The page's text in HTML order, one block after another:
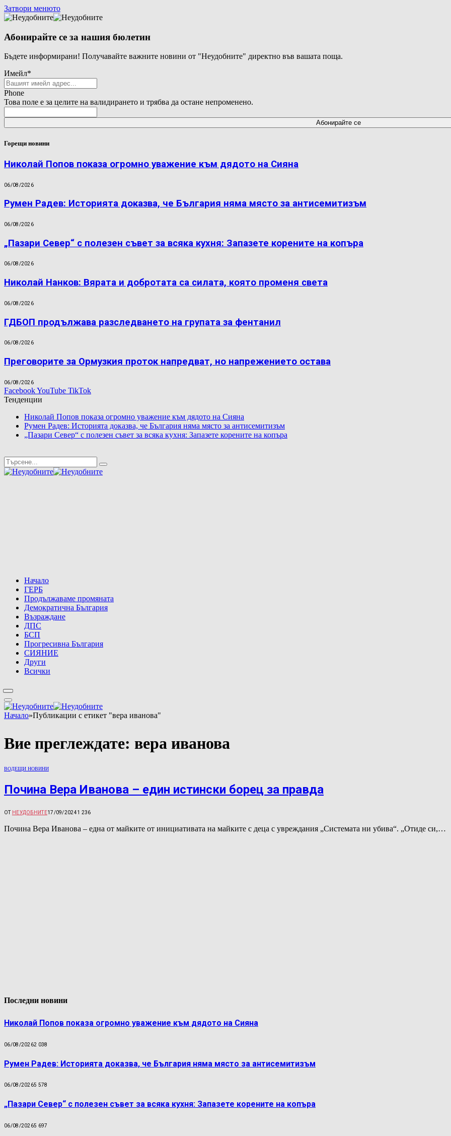
Затвори менюто
Абонирайте се за нашия бюлетин
Бъдете информирани! Получавайте важните новини от "Неудобните" директно във вашата поща.
Имейл*
Phone
Това поле е за целите на валидирането и трябва да остане непроменено.
Горещи новини
Николай Попов показа огромно уважение към дядото на Сияна
06/08/2026
Румен Радев: Историята доказва, че България няма място за антисемитизъм
06/08/2026
„Пазари Север“ с полезен съвет за всяка кухня: Запазете корените на копъра
06/08/2026
Николай Нанков: Вярата и добротата са силата, която променя света
06/08/2026
ГДБОП продължава разследването на групата за фентанил
06/08/2026
Преговорите за Ормузкия проток напредват, но напрежението остава
06/08/2026
FacebookYouTube TikTok
Тенденции
Николай Попов показа огромно уважение към дядото на Сияна
Румен Радев: Историята доказва, че България няма място за антисемитизъм
„Пазари Север“ с полезен съвет за всяка кухня: Запазете корените на копъра
Начало
ГЕРБ
Продължаваме промяната
Демократична България
Възраждане
ДПС
БСП
Прогресивна България
СИЯНИЕ
Други
Всички
Начало»Публикации с етикет "вера иванова"
Вие преглеждате: вера иванова
ВОДЕЩИ НОВИНИ
Почина Вера Иванова – един истински борец за правда
ОТ НЕУДОБНИТЕ17/09/20241 236
Почина Вера Иванова – една от майките от инициативата на майките с деца с увреждания „Системата ни убива“. „Отиде си,…
Последни новини
Николай Попов показа огромно уважение към дядото на Сияна
06/08/20262 038
Румен Радев: Историята доказва, че България няма място за антисемитизъм
06/08/20265 578
„Пазари Север“ с полезен съвет за всяка кухня: Запазете корените на копъра
06/08/20265 697